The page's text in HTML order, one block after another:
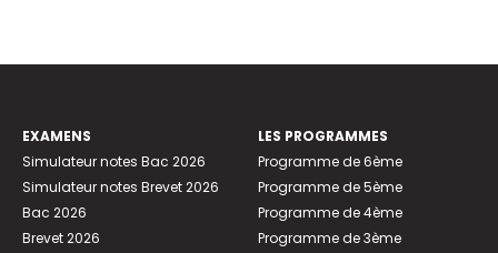
EXAMENS
Simulateur notes Bac 2026
Simulateur notes Brevet 2026
Bac 2026
Brevet 2026
LES PROGRAMMES
Programme de 6ème
Programme de 5ème
Programme de 4ème
Programme de 3ème